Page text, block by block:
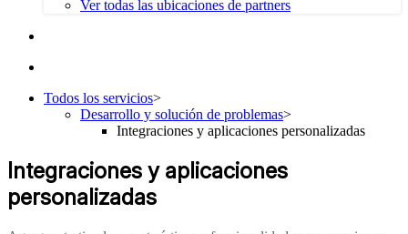
Ver todas las ubicaciones de partners
Todos los servicios>
Desarrollo y solución de problemas>
Integraciones y aplicaciones personalizadas
Integraciones y aplicaciones
personalizadas